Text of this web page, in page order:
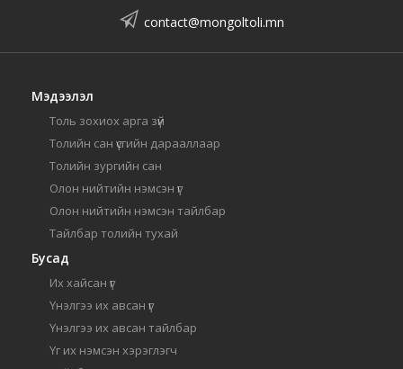
contact@mongoltoli.mn
Мэдээлэл
Толь зохиох арга зүй
Толийн сан үсгийн дарааллаар
Толийн зургийн сан
Олон нийтийн нэмсэн үг
Олон нийтийн нэмсэн тайлбар
Тайлбар толийн тухай
Бусад
Их хайсан үг
Үнэлгээ их авсан үг
Үнэлгээ их авсан тайлбар
Үг их нэмсэн хэрэглэгч